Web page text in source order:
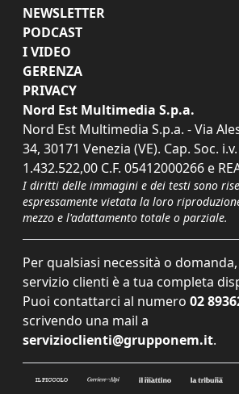
NEWSLETTER
PODCAST
I VIDEO
GERENZA
PRIVACY
Nord Est Multimedia S.p.a.
Nord Est Multimedia S.p.a. - Via
34, 30171 Venezia (VE). Cap. Soc.
1.432.522,00 C.F. 05412000266 e
I diritti delle immagini e dei testi sono
espressamente vietata la loro
mezzo e l'adattamento totale o parziale.
Per qualsiasi necessità o
servizio clienti è a tua completa
Puoi contattarci al numero 02
scrivendo una mail a
servizioclienti@grupponem.it.